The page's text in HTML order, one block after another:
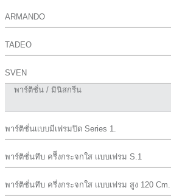
ARMANDO
TADEO
SVEN
พาร์ติชั่น / มินิสกรีน
พาร์ติชั่นเเบบมีเฟรมปิด Series 1.
พาร์ติชั่นทึบ ครึีงกระจกใส เเบบเฟรม S.1
พาร์ติชั่นทึบ ครึ่งกระจกใส เเบบเฟรม สูง 120 Cm.